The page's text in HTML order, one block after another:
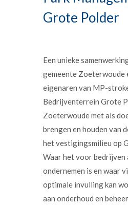
Grote Polder
Een unieke
gemeente Zoeterwoude
eigenaren van MP-
Bedrijventerrein Grote
Zoeterwoude met als
brengen en houden van
het vestigingsmilieu op
Waar het voor bedrijven
ondernemen is en waar
optimale invulling kan
aan onderhoud en